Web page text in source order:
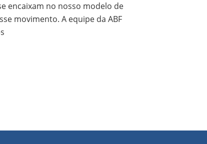
encaixam no nosso modelo de
movimento. A equipe da ABF